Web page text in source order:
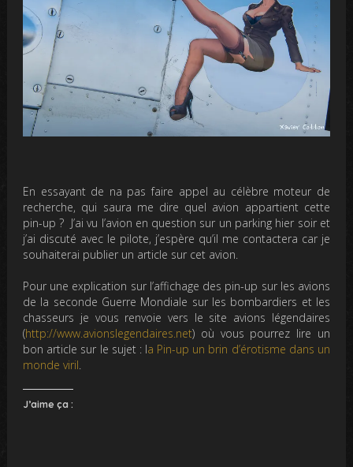
En essayant de na pas faire appel au célèbre moteur de
recherche, qui saura me dire quel avion appartient cette
pin-up ? J’ai vu l’avion en question sur un parking hier soir et
j’ai discuté avec le pilote, j’espère qu’il me contactera car je
souhaiterai publier un article sur cet avion.
Pour une explication sur l’affichage des pin-up sur les avions
de la seconde Guerre Mondiale sur les bombardiers et les
chasseurs je vous renvoie vers le site avions légendaires
(http://www.avionslegendaires.net) où vous pourrez lire un
bon article sur le sujet : la Pin-up un brin d’érotisme dans un
monde viril.
J’aime ça :